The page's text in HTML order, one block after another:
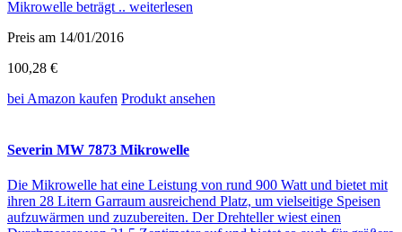
Mikrowelle beträgt .. weiterlesen
Preis am 14/01/2016
100,28 €
bei Amazon kaufen Produkt ansehen
Severin MW 7873 Mikrowelle
Die Mikrowelle hat eine Leistung von rund 900 Watt und bietet mit
ihren 28 Litern Garraum ausreichend Platz, um vielseitige Speisen
aufzuwärmen und zuzubereiten. Der Drehteller wiest einen